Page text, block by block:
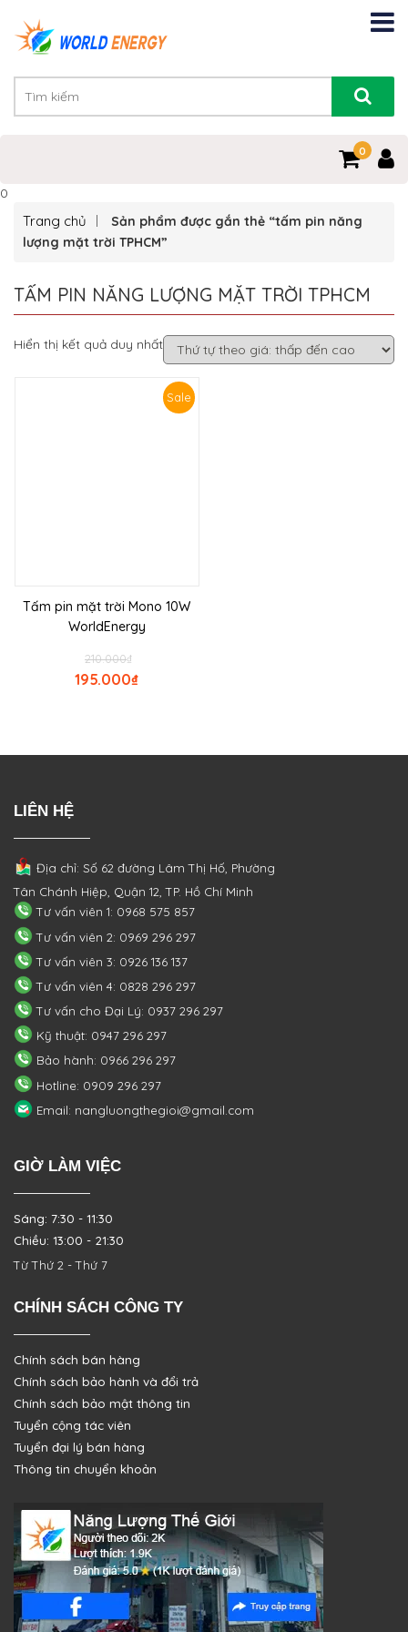
0
0
Trang chủ
Sản phẩm được gắn thẻ “tấm pin năng
lượng mặt trời TPHCM”
TẤM PIN NĂNG LƯỢNG MẶT TRỜI TPHCM
Hiển thị kết quả duy nhất
Sale
Tấm pin mặt trời Mono 10W
WorldEnergy
₫
210.000
₫
195.000
LIÊN HỆ
Địa chỉ: Số 62 đường Lâm Thị Hố, Phường
Tân Chánh Hiệp, Quận 12, TP. Hồ Chí Minh
Tư vấn viên 1: 0968 575 857
Tư vấn viên 2: 0969 296 297
Tư vấn viên 3: 0926 136 137
Tư vấn viên 4: 0828 296 297
Tư vấn cho Đại Lý: 0937 296 297
Kỹ thuật: 0947 296 297
Bảo hành: 0966 296 297
Hotline: 0909 296 297
Email: nangluongthegioi@gmail.com
GIỜ LÀM VIỆC
Sáng: 7:30 - 11:30
Chiều: 13:00 - 21:30
Từ Thứ 2 - Thứ 7
CHÍNH SÁCH CÔNG TY
Chính sách bán hàng
Chính sách bảo hành và đổi trả
Chính sách bảo mật thông tin
Tuyển cộng tác viên
Tuyển đại lý bán hàng
Thông tin chuyển khoản